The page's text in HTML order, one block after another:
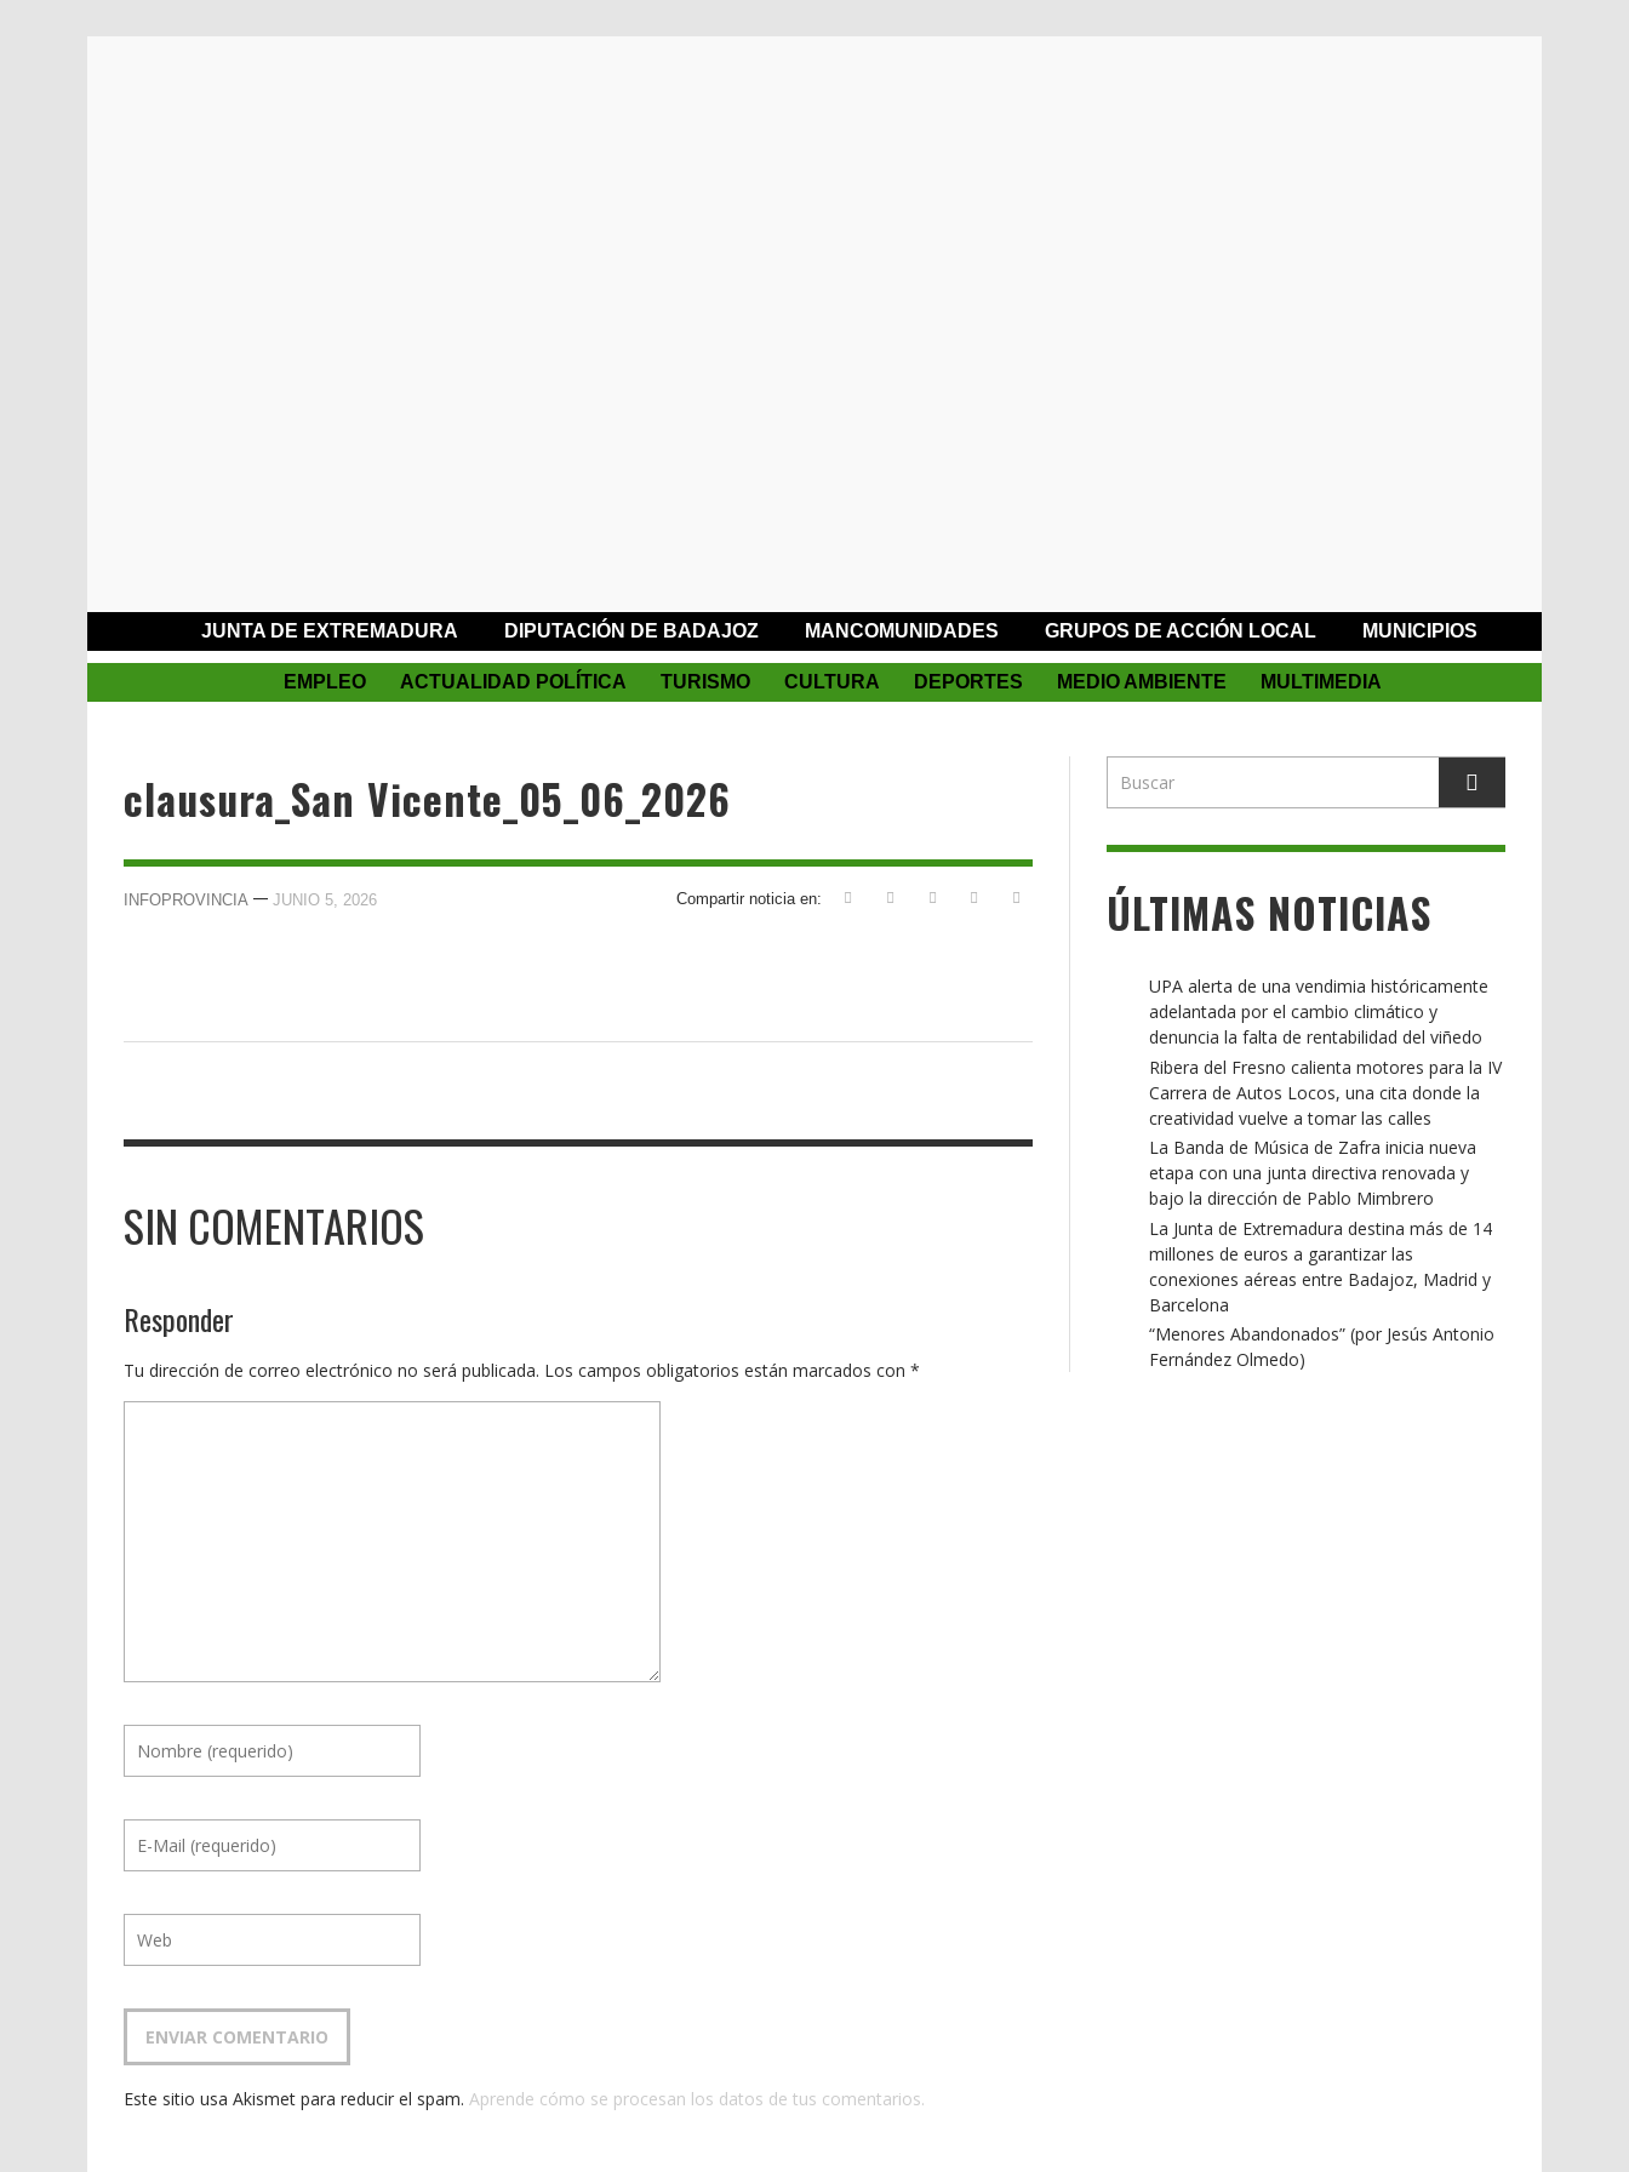
JUNTA DE EXTREMADURA DIPUTACIÓN DE BADAJOZ MANCOMUNIDADES GRUPOS DE ACCIÓN LOCAL MUNICIPIOS
EMPLEO ACTUALIDAD POLÍTICA TURISMO CULTURA DEPORTES MEDIO AMBIENTE MULTIMEDIA
clausura_San Vicente_05_06_2026
Compartir noticia en:
INFOPROVINCIA — JUNIO 5, 2026
SIN COMENTARIOS
Responder
Tu dirección de correo electrónico no será publicada. Los campos obligatorios están marcados con *
Este sitio usa Akismet para reducir el spam. Aprende cómo se procesan los datos de tus comentarios.
ÚLTIMAS NOTICIAS
UPA alerta de una vendimia históricamente
adelantada por el cambio climático y
denuncia la falta de rentabilidad del viñedo
Ribera del Fresno calienta motores para la IV
Carrera de Autos Locos, una cita donde la
creatividad vuelve a tomar las calles
La Banda de Música de Zafra inicia nueva
etapa con una junta directiva renovada y
bajo la dirección de Pablo Mimbrero
La Junta de Extremadura destina más de 14
millones de euros a garantizar las
conexiones aéreas entre Badajoz, Madrid y
Barcelona
“Menores Abandonados” (por Jesús Antonio
Fernández Olmedo)